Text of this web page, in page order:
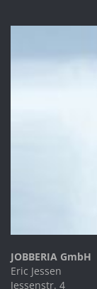
JOBBERIA GmbH
Eric Jessen
Jessenstr. 4